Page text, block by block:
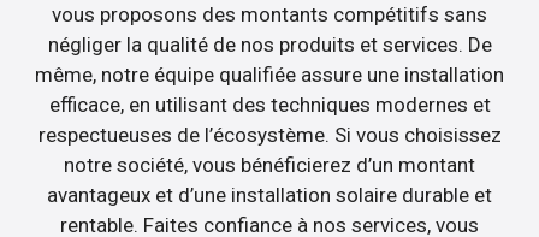
vous proposons des montants compétitifs sans
négliger la qualité de nos produits et services. De
même, notre équipe qualifiée assure une installation
efficace, en utilisant des techniques modernes et
respectueuses de l’écosystème. Si vous choisissez
notre société, vous bénéficierez d’un montant
avantageux et d’une installation solaire durable et
rentable. Faites confiance à nos services, vous